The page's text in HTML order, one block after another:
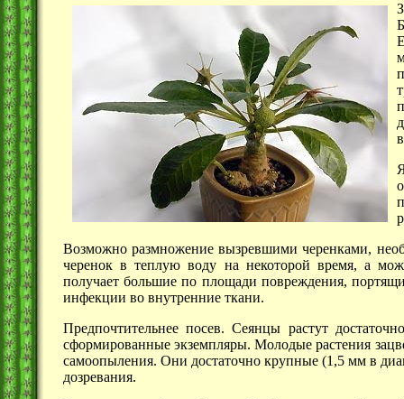
Возможно размножение вызревшими черенками,
черенок в теплую воду на некоторой время, а
получает большие по площади повреждения,
инфекции во внутренние ткани.
Предпочтительнее посев. Сеянцы растут
сформированные экземпляры. Молодые растения
самоопыления. Они достаточно крупные (1,5 мм в
дозревания.